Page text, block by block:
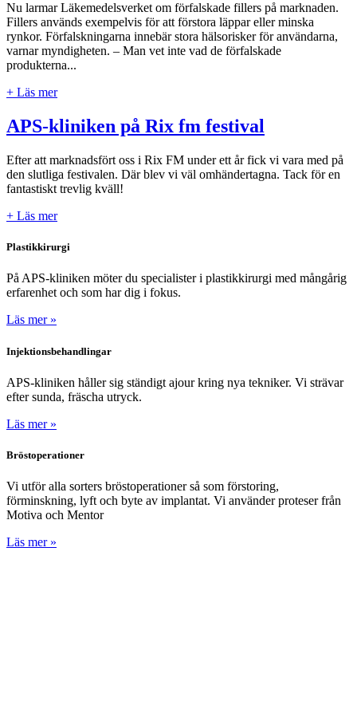
Nu larmar Läkemedelsverket om förfalskade fillers på marknaden.
Fillers används exempelvis för att förstora läppar eller minska
rynkor. Förfalskningarna innebär stora hälsorisker för användarna,
varnar myndigheten. – Man vet inte vad de förfalskade
produkterna...
+ Läs mer
APS-kliniken på Rix fm festival
Efter att marknadsfört oss i Rix FM under ett år fick vi vara med på
den slutliga festivalen. Där blev vi väl omhändertagna. Tack för en
fantastiskt trevlig kväll!
+ Läs mer
Plastikkirurgi
På APS-kliniken möter du specialister i plastikkirurgi med mångårig
erfarenhet och som har dig i fokus.
Läs mer »
Injektionsbehandlingar
APS-kliniken håller sig ständigt ajour kring nya tekniker. Vi strävar
efter sunda, fräscha utryck.
Läs mer »
Bröstoperationer
Vi utför alla sorters bröstoperationer så som förstoring,
förminskning, lyft och byte av implantat. Vi använder proteser från
Motiva och Mentor
Läs mer »